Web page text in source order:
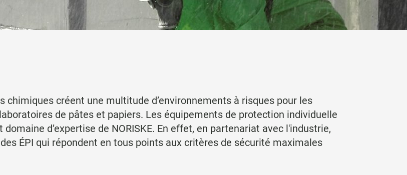
créent une multitude d’environnements à risques pour les
de pâtes et papiers. Les équipements de protection individuelle
d’expertise de NORISKE. En effet, en partenariat avec l'industrie,
ÉPI qui répondent en tous points aux critères de sécurité maximales